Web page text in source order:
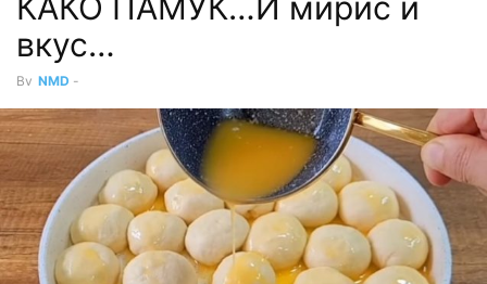
вкус…
By NMD -